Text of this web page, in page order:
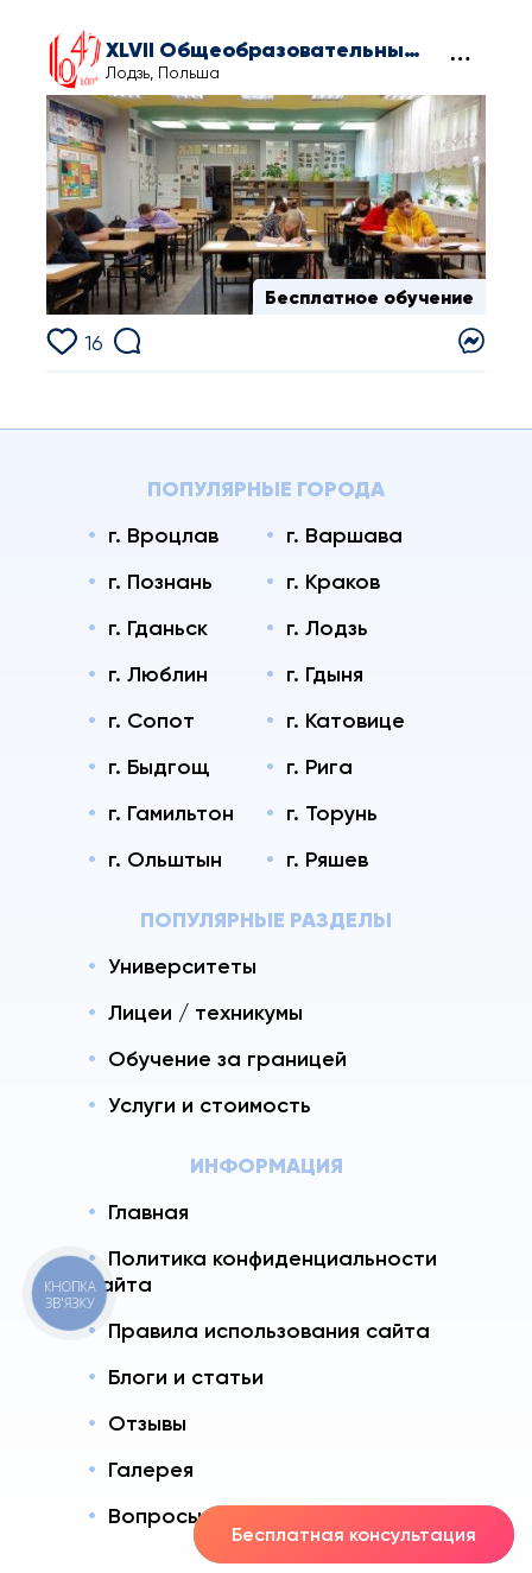
XLVII Общеобразовательный лицей им. Станислава Сташица
Лодзь, Польша
Бесплатное обучение
16
ПОПУЛЯРНЫЕ ГОРОДА
г. Вроцлав
г. Варшава
г. Познань
г. Краков
г. Гданьск
г. Лодзь
г. Люблин
г. Гдыня
г. Сопот
г. Катовице
г. Быдгощ
г. Рига
г. Гамильтон
г. Торунь
г. Ольштын
г. Ряшев
ПОПУЛЯРНЫЕ РАЗДЕЛЫ
Университеты
Лицеи / техникумы
Обучение за границей
Услуги и стоимость
ИНФОРМАЦИЯ
Главная
Политика конфиденциальности
сайта
Правила использования сайта
Блоги и статьи
Отзывы
Галерея
Вопросы - Ответы
Бесплатная консультация
КНОПКА
ЗВ'ЯЗКУ